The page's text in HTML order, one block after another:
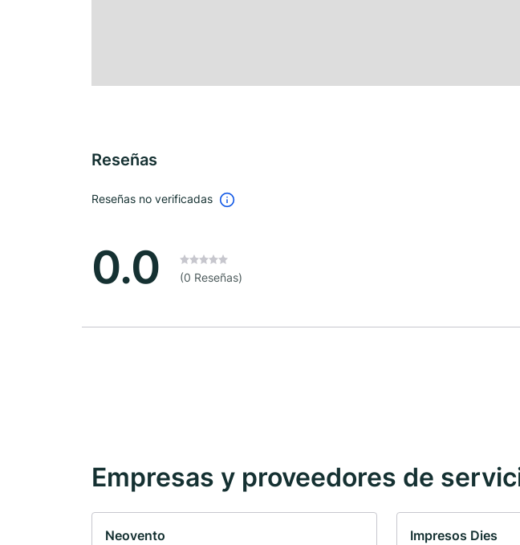
Reseñas
Reseñas no verificadas
0.0 (0 Reseñas)
Empresas y proveedores de
Neovento Impresos Dies